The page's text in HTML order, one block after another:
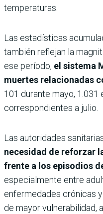
temperaturas.
Las estadísticas
también reflejan la
ese período, el sistema
muertes relacionadas
101 durante mayo, 1.031
correspondientes a julio.
Las autoridades
necesidad de reforzar
frente a los episodios
especialmente entre
enfermedades crónicas
de mayor vulnerabilidad,